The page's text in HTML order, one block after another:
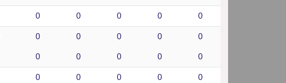
0 0 0 0 0
0 0 0 0 0
0 0 0 0 0
0 0 0 0 0